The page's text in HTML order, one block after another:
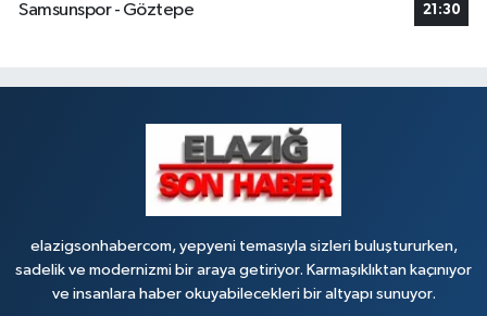
Samsunspor - Göztepe
21:30
elazigsonhabercom, yepyeni temasıyla sizleri buluştururken,
sadelik ve modernizmi bir araya getiriyor. Karmaşıklıktan kaçınıyor
ve insanlara haber okuyabilecekleri bir altyapı sunuyor.